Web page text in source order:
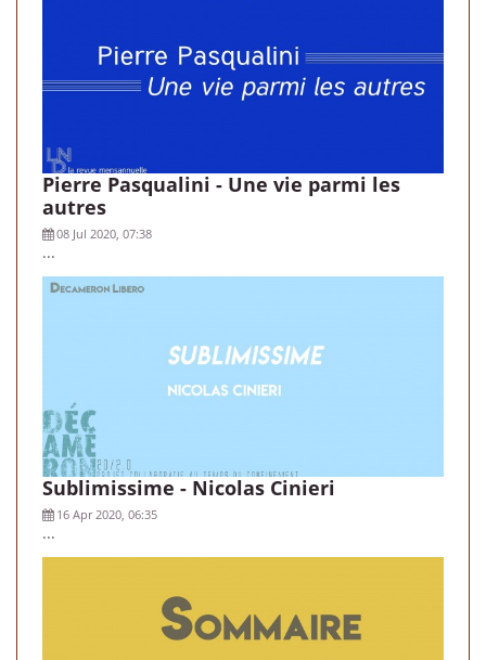
Pierre Pasqualini - Une vie parmi les
autres
08 Jul 2020, 07:38
...
Sublimissime - Nicolas Cinieri
16 Apr 2020, 06:35
...